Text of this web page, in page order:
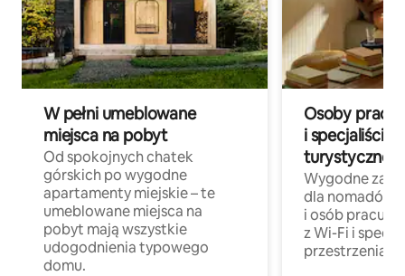
W pełni umeblowane
miejsca na pobyt
Od spokojnych chatek
górskich po wygodne
apartamenty miejskie – te
umeblowane miejsca na
pobyt mają wszystkie
udogodnienia typowego
domu.
Osoby
i specjaliści z
turystycznej
Wygodne
dla nomadów
i osób
z Wi-Fi i
przestrzenią